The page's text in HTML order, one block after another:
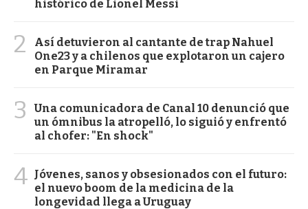
histórico de Lionel Messi
2
Así detuvieron al cantante de trap Nahuel
One23 y a chilenos que explotaron un cajero
en Parque Miramar
3
Una comunicadora de Canal 10 denunció que
un ómnibus la atropelló, lo siguió y enfrentó
al chofer: "En shock"
4 Jóvenes, sanos y obsesionados con el futuro:
el nuevo boom de la medicina de la
longevidad llega a Uruguay